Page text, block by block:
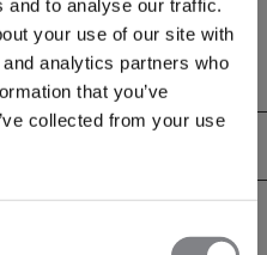
and to analyse our traffic.
your use of our site with
analytics partners who
that you’ve
collected from your use
Komfort gefertigt. Das tiefe V-
Rückenträger bieten sanfte
Einlagen für Vielseitigkeit sorgen.
er aus recyceltem, dehnbarem
oder im Alltag jede